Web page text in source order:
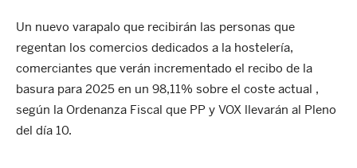
Un nuevo varapalo que recibirán las personas que
regentan los comercios dedicados a la hostelería,
comerciantes que verán incrementado el recibo de la
basura para 2025 en un 98,11% sobre el coste actual ,
según la Ordenanza Fiscal que PP y VOX llevarán al Pleno
del día 10.